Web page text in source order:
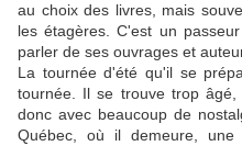
au choix des livres, mais
les étagères. C'est un
parler de ses ouvrages et
La tournée d'été qu'il se
tournée. Il se trouve trop
donc avec beaucoup de
Québec, où il demeure, une